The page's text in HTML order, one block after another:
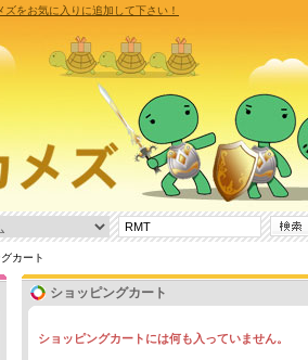
をお気に入りに追加して下さい！
カート
ショッピングカート
ショッピングカートには何も入っていません。